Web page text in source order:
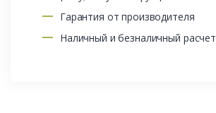
Гарантия от производителя
Наличный и безналичный расчет